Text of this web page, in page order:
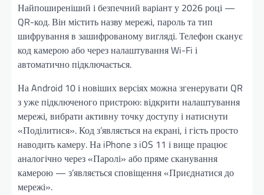
Найпоширеніший і безпечний варіант у 2026 році —
QR-код. Він містить назву мережі, пароль та тип
шифрування в зашифрованому вигляді. Телефон сканує
код камерою або через налаштування Wi-Fi і
автоматично підключається.
На Android 10 і новіших версіях можна згенерувати QR
з уже підключеного пристрою: відкрити налаштування
мережі, вибрати активну точку доступу і натиснути
«Поділитися». Код з’являється на екрані, і гість просто
наводить камеру. На iPhone з iOS 11 і вище працює
аналогічно через «Паролі» або пряме сканування
камерою — з’являється сповіщення «Приєднатися до
мережі».